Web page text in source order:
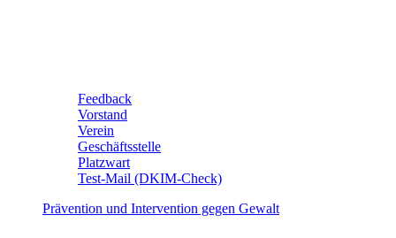
Feedback
Vorstand
Verein
Geschäftsstelle
Platzwart
Test-Mail (DKIM-Check)
Prävention und Intervention gegen Gewalt